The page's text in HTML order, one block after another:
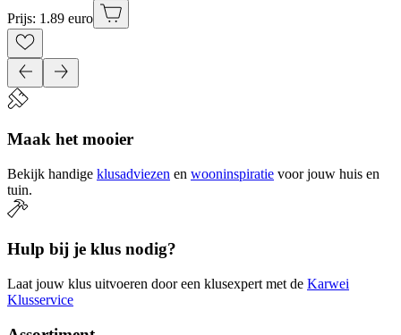
Prijs: 1.89 euro
Maak het mooier
Bekijk handige klusadviezen en wooninspiratie voor jouw huis en
tuin.
Hulp bij je klus nodig?
Laat jouw klus uitvoeren door een klusexpert met de Karwei
Klusservice